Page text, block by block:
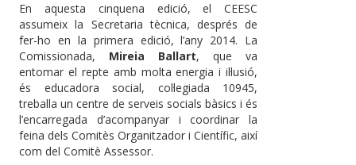
En aquesta cinquena edició, el CEESC
assumeix la Secretaria tècnica, després de
fer-ho en la primera edició, l’any 2014. La
Comissionada, Mireia Ballart, que va
entomar el repte amb molta energia i il·lusió,
és educadora social, col·legiada 10945,
treballa un centre de serveis socials bàsics i és
l’encarregada d’acompanyar i coordinar la
feina dels Comitès Organitzador i Científic, així
com del Comitè Assessor.